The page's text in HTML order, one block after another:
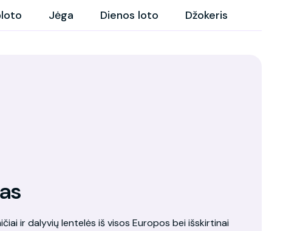
Jėga Dienos loto Džokeris
ir dalyvių lentelės iš visos Europos bei išskirtinai